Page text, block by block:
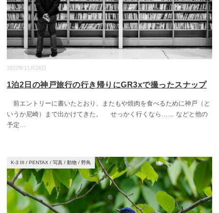
2022年11月26日
1泊2日の神戸旅行の行き帰りにGR3xで撮ったスナップ
前エントリーに書いたとおり、またもや焼肉を食べるために神戸（と
いうか尼崎）まで出かけてきた。 せっかく行くなら…… などと他の
予定...
K-3 III / PENTAX / 写真 / 動物 / 野鳥